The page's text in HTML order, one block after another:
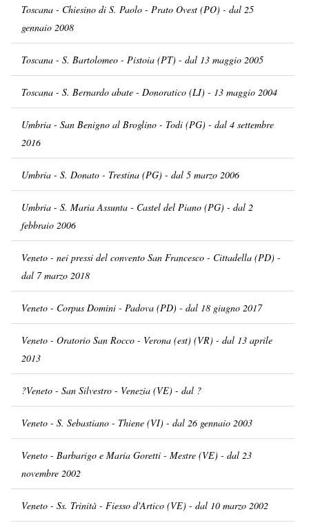
Toscana - Chiesino di S. Paolo - Prato Ovest (PO) - dal 25
gennaio 2008
Toscana - S. Bartolomeo - Pistoia (PT) - dal 13 maggio 2005
Toscana - S. Bernardo abate - Donoratico (LI) - 13 maggio 2004
Umbria - San Benigno al Broglino - Todi (PG) - dal 4 settembre
2016
Umbria - S. Donato - Trestina (PG) - dal 5 marzo 2006
Umbria - S. Maria Assunta - Castel del Piano (PG) - dal 2
febbraio 2006
Veneto - nei pressi del convento San Francesco - Cittadella (PD) -
dal 7 marzo 2018
Veneto - Corpus Domini - Padova (PD) - dal 18 giugno 2017
Veneto - Oratorio San Rocco - Verona (est) (VR) - dal 13 aprile
2013
?Veneto - San Silvestro - Venezia (VE) - dal ?
Veneto - S. Sebastiano - Thiene (VI) - dal 26 gennaio 2003
Veneto - Barbarigo e Maria Goretti - Mestre (VE) - dal 23
novembre 2002
Veneto - Ss. Trinità - Fiesso d'Artico (VE) - dal 10 marzo 2002